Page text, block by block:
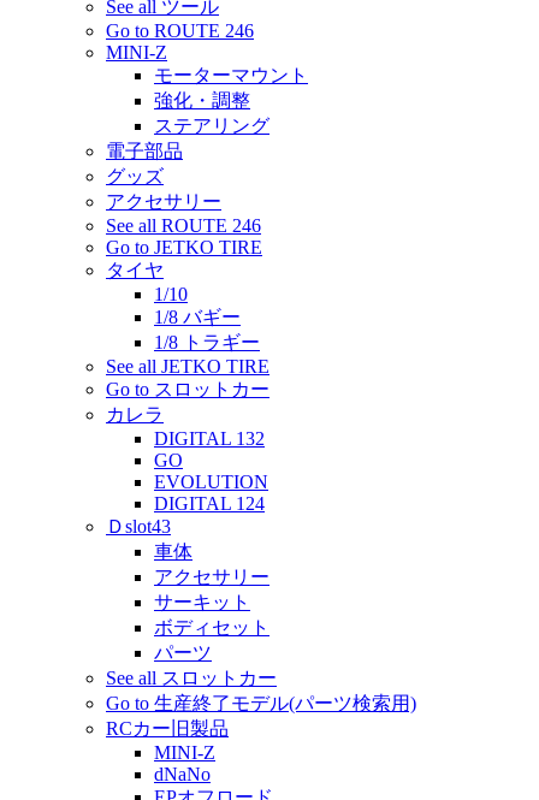
See all ツール
Go to ROUTE 246
MINI-Z
モーターマウント
強化・調整
ステアリング
電子部品
グッズ
アクセサリー
See all ROUTE 246
Go to JETKO TIRE
タイヤ
1/10
1/8 バギー
1/8 トラギー
See all JETKO TIRE
Go to スロットカー
カレラ
DIGITAL 132
GO
EVOLUTION
DIGITAL 124
Ｄslot43
車体
アクセサリー
サーキット
ボディセット
パーツ
See all スロットカー
Go to 生産終了モデル(パーツ検索用)
RCカー旧製品
MINI-Z
dNaNo